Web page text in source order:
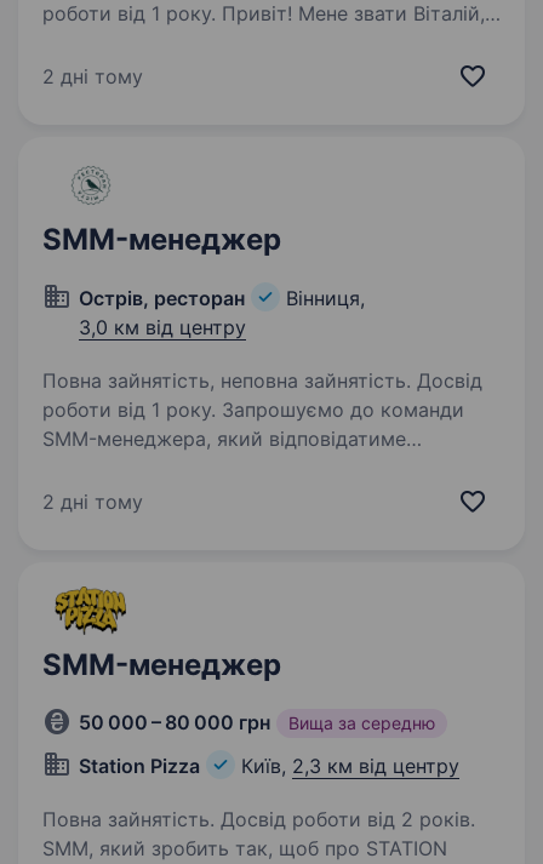
роботи від 1 року. Привіт! Мене звати Віталій,
KILOGRAMM Sushi Project. Шукаю людину, яка
2 дні тому
SMM-менеджер
Острів, ресторан
Вінниця,
3,0 км від центру
Повна зайнятість, неповна зайнятість. Досвід
роботи від 1 року. Запрошуємо до команди
SMM-менеджера, який відповідатиме
чотирьох закладів та координуватиме
розважальний…
2 дні тому
SMM-менеджер
50 000 – 80 000 грн Вища за середню
Station Pizza Київ, 2,3 км від центру
Повна зайнятість. Досвід роботи від 2 років.
SMM, який зробить так, щоб про STATION